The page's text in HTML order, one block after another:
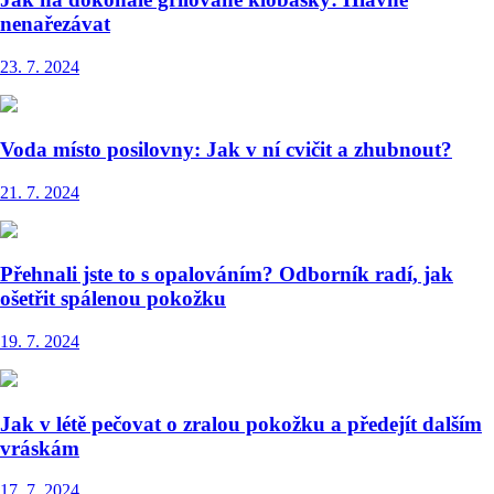
nenařezávat
23. 7. 2024
Voda místo posilovny: Jak v ní cvičit a zhubnout?
21. 7. 2024
Přehnali jste to s opalováním? Odborník radí, jak
ošetřit spálenou pokožku
19. 7. 2024
Jak v létě pečovat o zralou pokožku a předejít dalším
vráskám